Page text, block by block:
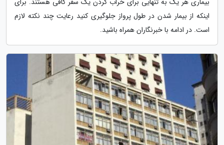
اینکه از بیمار شدن در طول پرواز جلوگیری کنید رعایت چند نکته لازم
است. در ادامه با خبرنگاران همراه باشید.